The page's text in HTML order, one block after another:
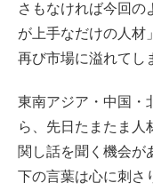
さもなければ今回の
が上手なだけの人材
再び市場に溢れてし
東南アジア・中国・
ら、先日たまたま人
関し話を聞く機会が
下の言葉は心に刺さ